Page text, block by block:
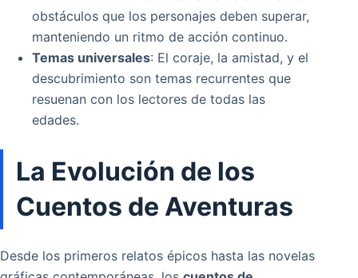
obstáculos que los personajes deben superar,
manteniendo un ritmo de acción continuo.
Temas universales: El coraje, la amistad, y el
descubrimiento son temas recurrentes que
resuenan con los lectores de todas las
edades.
La Evolución de los
Cuentos de Aventuras
Desde los primeros relatos épicos hasta las novelas